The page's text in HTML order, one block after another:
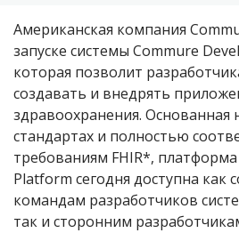
Американская компания
запуске системы Commure
которая позволит
создавать и внедрять
здравоохранения. Основанная
стандартах и полностью
требованиям FHIR*,
Platform сегодня доступна как
командам разработчиков
так и сторонним